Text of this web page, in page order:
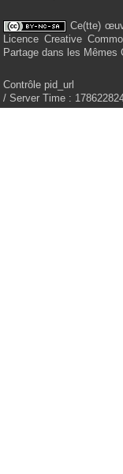
Ce(tte)
Licence Creative
Partage dans les Mêmes
Contrôle pid_url
/ Server Time :